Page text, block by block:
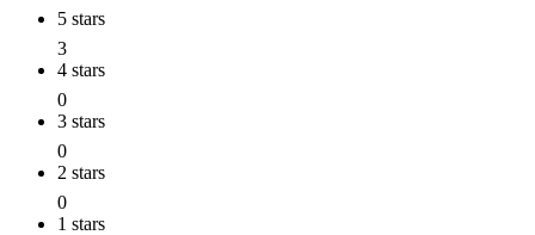
5 stars
3
4 stars
0
3 stars
0
2 stars
0
1 stars